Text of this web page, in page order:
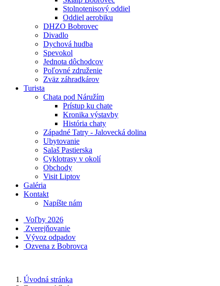
Stolnotenisový oddiel
Oddiel aerobiku
DHZO Bobrovec
Divadlo
Dychová hudba
Spevokol
Jednota dôchodcov
Poľovné združenie
Zväz záhradkárov
Turista
Chata pod Náružím
Prístup ku chate
Kronika výstavby
História chaty
Západné Tatry - Jalovecká dolina
Ubytovanie
Salaš Pastierska
Cyklotrasy v okolí
Obchody
Visit Liptov
Galéria
Kontakt
Napíšte nám
Voľby 2026
Zverejňovanie
Vývoz odpadov
Ozvena z Bobrovca
Úvodná stránka